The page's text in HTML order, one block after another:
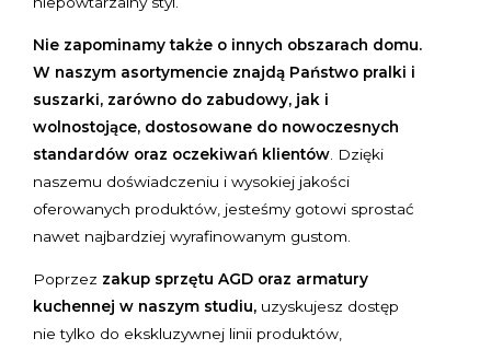
Nie zapominamy także o innych obszarach domu.
W naszym asortymencie znajdą Państwo pralki i
suszarki, zarówno do zabudowy, jak i
wolnostojące, dostosowane do nowoczesnych
standardów oraz oczekiwań klientów . Dzięki
naszemu doświadczeniu i wysokiej jakości
oferowanych produktów, jesteśmy gotowi sprostać
nawet najbardziej wyrafinowanym gustom.
Poprzez zakup sprzętu AGD oraz armatury
kuchennej w naszym studiu, uzyskujesz dostęp
nie tylko do ekskluzywnej linii produktów,